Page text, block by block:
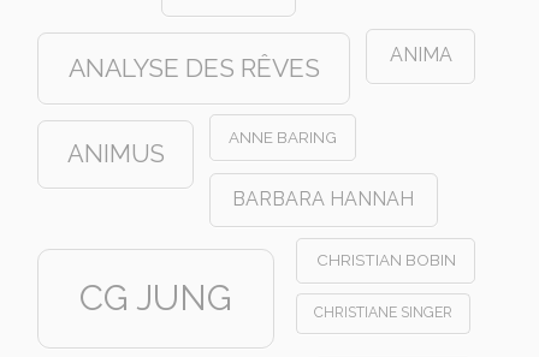
ANALYSE DES RÊVES ANIMA
ANIMUS
ANNE BARING
BARBARA HANNAH
CG JUNG
CHRISTIAN BOBIN
CHRISTIANE SINGER